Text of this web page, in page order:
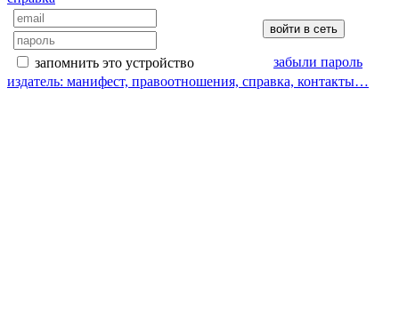
запомнить это устройство
забыли пароль
издатель: манифест, правоотношения, справка, контакты…